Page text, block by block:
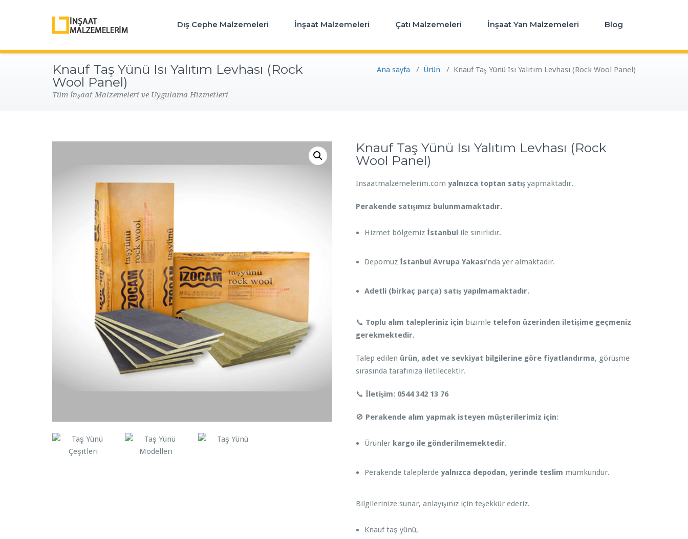
Dış Cephe Malzemeleri İnşaat Malzemeleri Çatı Malzemeleri İnşaat Yan Malzemeleri Blog
Knauf Taş Yünü Isı Yalıtım Levhası (Rock
Wool Panel)
Tüm İnşaat Malzemeleri ve Uygulama Hizmetleri
Ana sayfa / Ürün / Knauf Taş Yünü Isı Yalıtım Levhası (Rock Wool Panel)
Knauf Taş Yünü Isı Yalıtım Levhası (Rock
Wool Panel)
İnsaatmalzemelerim.com yalnızca toptan satışyapmaktadır.
Perakende satışımız bulunmamaktadır.
Hizmet bölgemiz İstanbulile sınırlıdır.
Depomuz İstanbul Avrupa Yakası’nda yer almaktadır.
Adetli (birkaç parça) satış yapılmamaktadır.
📞 Toplu alım talepleriniz için bizimle telefon üzerinden iletişime geçmeniz
gerekmektedir.
Talep edilen ürün, adet ve sevkiyat bilgilerine göre fiyatlandırma, görüşme
sırasında tarafınıza iletilecektir.
📞 İletişim: 0544 342 13 76
🚫 Perakende alım yapmak isteyen müşterilerimiz için:
Ürünler kargo ile gönderilmemektedir.
Perakende taleplerde yalnızca depodan, yerinde teslim mümkündür.
Bilgilerinize sunar, anlayışınız için teşekkür ederiz.
Knauf taş yünü,